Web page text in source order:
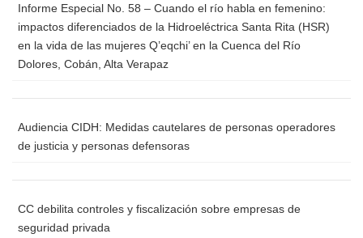
Informe Especial No. 58 – Cuando el río habla en femenino:
impactos diferenciados de la Hidroeléctrica Santa Rita (HSR)
en la vida de las mujeres Q’eqchi’ en la Cuenca del Río
Dolores, Cobán, Alta Verapaz
Audiencia CIDH: Medidas cautelares de personas operadores
de justicia y personas defensoras
CC debilita controles y fiscalización sobre empresas de
seguridad privada